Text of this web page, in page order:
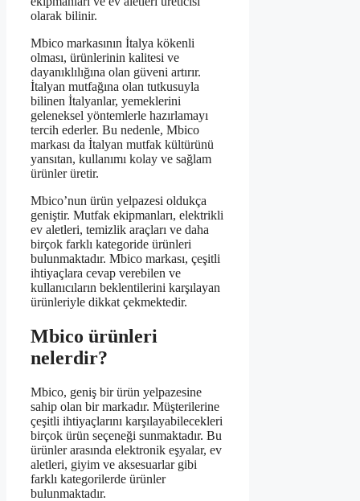
olarak bilinir.
Mbico markasının İtalya kökenli
olması, ürünlerinin kalitesi ve
dayanıklılığına olan güveni artırır.
İtalyan mutfağına olan tutkusuyla
bilinen İtalyanlar, yemeklerini
geleneksel yöntemlerle hazırlamayı
tercih ederler. Bu nedenle, Mbico
markası da İtalyan mutfak kültürünü
yansıtan, kullanımı kolay ve sağlam
ürünler üretir.
Mbico’nun ürün yelpazesi oldukça
geniştir. Mutfak ekipmanları, elektrikli
ev aletleri, temizlik araçları ve daha
birçok farklı kategoride ürünleri
bulunmaktadır. Mbico markası, çeşitli
ihtiyaçlara cevap verebilen ve
kullanıcıların beklentilerini karşılayan
ürünleriyle dikkat çekmektedir.
Mbico ürünleri
nelerdir?
Mbico, geniş bir ürün yelpazesine
sahip olan bir markadır. Müşterilerine
çeşitli ihtiyaçlarını karşılayabilecekleri
birçok ürün seçeneği sunmaktadır. Bu
ürünler arasında elektronik eşyalar, ev
aletleri, giyim ve aksesuarlar gibi
farklı kategorilerde ürünler
bulunmaktadır.